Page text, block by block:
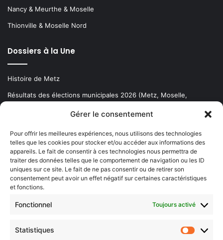
Gérer le consentement
Pour offrir les meilleures expériences, nous utilisons des technologies
telles que les cookies pour stocker et/ou accéder aux informations des
appareils. Le fait de consentir à ces technologies nous permettra de
traiter des données telles que le comportement de navigation ou les ID
uniques sur ce site. Le fait de ne pas consentir ou de retirer son
consentement peut avoir un effet négatif sur certaines caractéristiques
et fonctions.
Fonctionnel Toujours activé
Statistiques
Nancy & Meurthe & Moselle
Thionville & Moselle Nord
Dossiers à la Une
Histoire de Metz
Résultats des élections municipales 2026 (Metz, Moselle,
Newsletter gratuite
Choisissez : matin, soir ou hebdo ?